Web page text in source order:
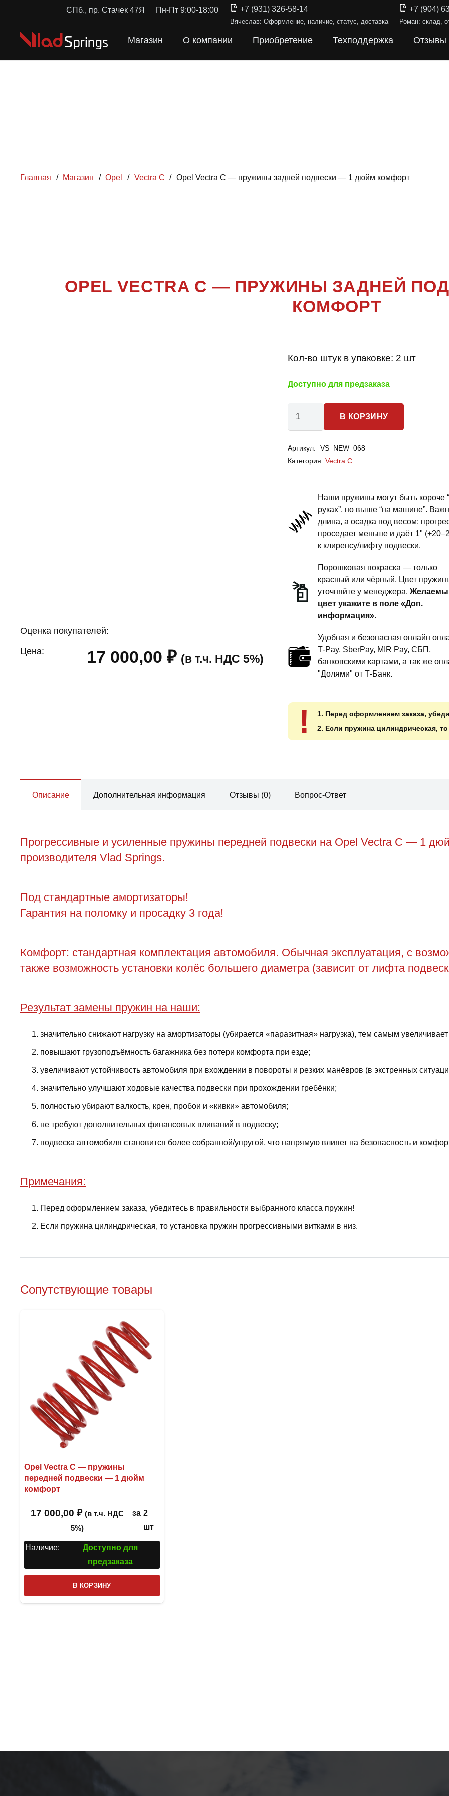
СПб., пр. Стачек 47Я Пн-Пт 9:00-18:00 +7 (931) 326-58-14
Вячеслав: Оформление, наличие, статус, доставка
+7 (904)
Роман: склад,
Магазин О компании Приобретение Техподдержка Отзывы
Главная / Магазин / Opel / Vectra C / Opel Vectra C — пружины задней подвески — 1 дюйм комфорт
VECTRA C
OPEL VECTRA C — ПРУЖИНЫ ЗАДНЕЙ
КОМФОРТ
Оценка покупателей:
Цена: 17 000,00₽ (в т.ч. НДС 5%)
Кол-во штук в упаковке: 2 шт
Доступно для предзаказа
Vectra
C
пружины
подвески
комфорт
В КОРЗИНУ
Артикул:
VS_NEW_068
Категория:Vectra C
Наши пружины могут быть короче
руках”, но выше “на машине”.
длина, а осадка под весом:
проседает меньше и даёт 1"
к клиренсу/лифту подвески.
Порошковая покраска — только
красный или чёрный. Цвет
уточняйте у менеджера.
цвет укажите в поле «Доп.
информация».
Удобная и безопасная онлайн
T‑Pay, SberPay, MIR Pay, СБП,
банковскими картами, а так же
"Долями" от Т-Банк.
!
1. Перед оформлением заказа,
2. Если пружина цилиндрическая,
Описание Дополнительная информация Отзывы (0) Вопрос-Ответ
Прогрессивные и усиленные пружины передней подвески на Opel Vectra C — 1
производителя Vlad Springs.
Под стандартные амортизаторы!
Гарантия на поломку и просадку 3 года!
Комфорт: стандартная комплектация автомобиля. Обычная эксплуатация, с
также возможность установки колёс большего диаметра (зависит от лифта
Результат замены пружин на наши:
значительно снижают нагрузку на амортизаторы (убирается «паразитная» нагрузка), тем самым
повышают грузоподъёмность багажника без потери комфорта при езде;
увеличивают устойчивость автомобиля при вхождении в повороты и резких манёвров (в экстренных
значительно улучшают ходовые качества подвески при прохождении гребёнки;
полностью убирают валкость, крен, пробои и «кивки» автомобиля;
не требуют дополнительных финансовых вливаний в подвеску;
подвеска автомобиля становится более собранной/упругой, что напрямую влияет на безопасность и
Примечания:
Перед оформлением заказа, убедитесь в правильности выбранного класса пружин!
Если пружина цилиндрическая, то установка пружин прогрессивными витками в низ.
Сопутствующие товары
Opel Vectra C — пружины
передней подвески — 1 дюйм
комфорт
17 000,00 ₽ (в т.ч. НДС
5%)
за 2
шт
Наличие:
Доступно для
предзаказа
В КОРЗИНУ